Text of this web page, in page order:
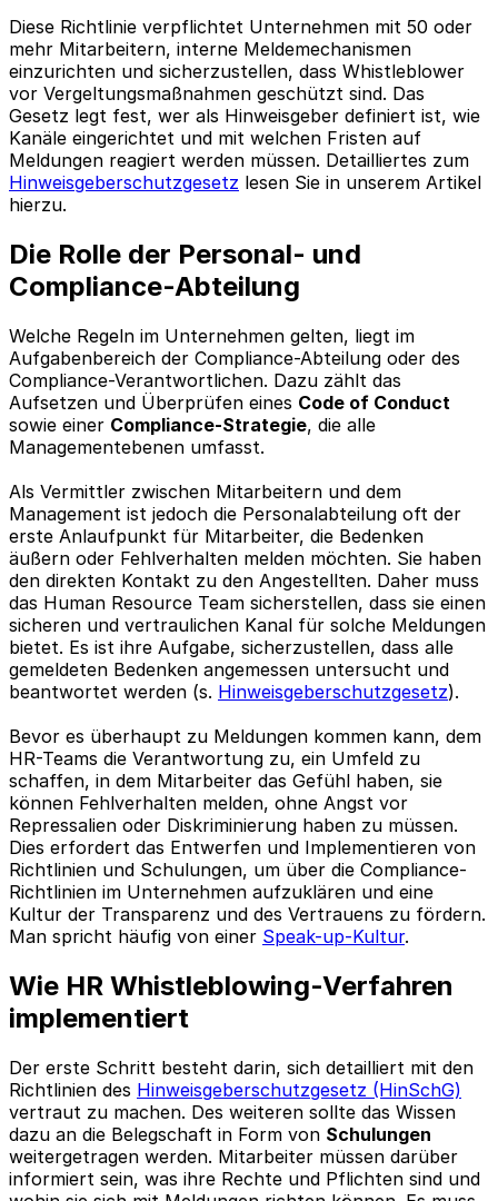
Diese Richtlinie verpflichtet Unternehmen mit 50 oder
mehr Mitarbeitern, interne Meldemechanismen
einzurichten und sicherzustellen, dass Whistleblower
vor Vergeltungsmaßnahmen geschützt sind. Das
Gesetz legt fest, wer als Hinweisgeber definiert ist, wie
Kanäle eingerichtet und mit welchen Fristen auf
Meldungen reagiert werden müssen. Detailliertes zum
Hinweisgeberschutzgesetz lesen Sie in unserem Artikel
hierzu.
Die Rolle der Personal- und
Compliance-Abteilung
Welche Regeln im Unternehmen gelten, liegt im
Aufgabenbereich der Compliance-Abteilung oder des
Compliance-Verantwortlichen. Dazu zählt das
Aufsetzen und Überprüfen eines Code of Conduct
sowie einer Compliance-Strategie, die alle
Managementebenen umfasst.
Als Vermittler zwischen Mitarbeitern und dem
Management ist jedoch die Personalabteilung oft der
erste Anlaufpunkt für Mitarbeiter, die Bedenken
äußern oder Fehlverhalten melden möchten. Sie haben
den direkten Kontakt zu den Angestellten. Daher muss
das Human Resource Team sicherstellen, dass sie einen
sicheren und vertraulichen Kanal für solche Meldungen
bietet. Es ist ihre Aufgabe, sicherzustellen, dass alle
gemeldeten Bedenken angemessen untersucht und
beantwortet werden (s. Hinweisgeberschutzgesetz).
Bevor es überhaupt zu Meldungen kommen kann, dem
HR-Teams die Verantwortung zu, ein Umfeld zu
schaffen, in dem Mitarbeiter das Gefühl haben, sie
können Fehlverhalten melden, ohne Angst vor
Repressalien oder Diskriminierung haben zu müssen.
Dies erfordert das Entwerfen und Implementieren von
Richtlinien und Schulungen, um über die Compliance-
Richtlinien im Unternehmen aufzuklären und eine
Kultur der Transparenz und des Vertrauens zu fördern.
Man spricht häufig von einer Speak-up-Kultur.
Wie HR Whistleblowing-Verfahren
implementiert
Der erste Schritt besteht darin, sich detailliert mit den
Richtlinien des Hinweisgeberschutzgesetz (HinSchG)
vertraut zu machen. Des weiteren sollte das Wissen
dazu an die Belegschaft in Form von Schulungen
weitergetragen werden. Mitarbeiter müssen darüber
informiert sein, was ihre Rechte und Pflichten sind und